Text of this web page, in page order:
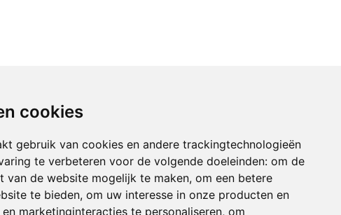
cookies
gebruik van cookies en andere trackingtechnologieën
te verbeteren voor de volgende doeleinden: om de
van de website mogelijk te maken, om een betere
te bieden, om uw interesse in onze producten en
marketinginteracties te personaliseren, om